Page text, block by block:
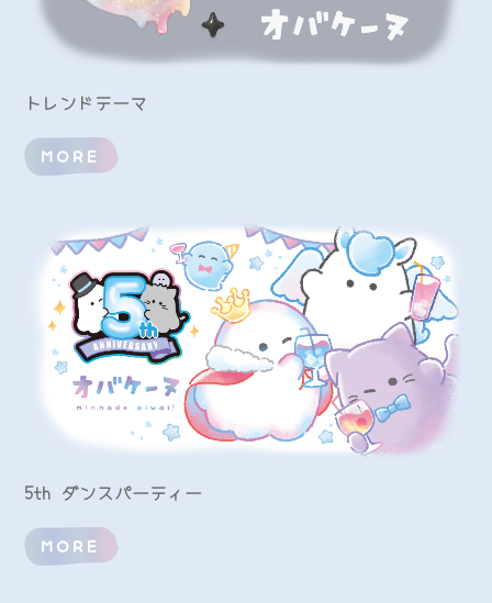
トレンドテーマ
MORE
5th ダンスパーティー
MORE